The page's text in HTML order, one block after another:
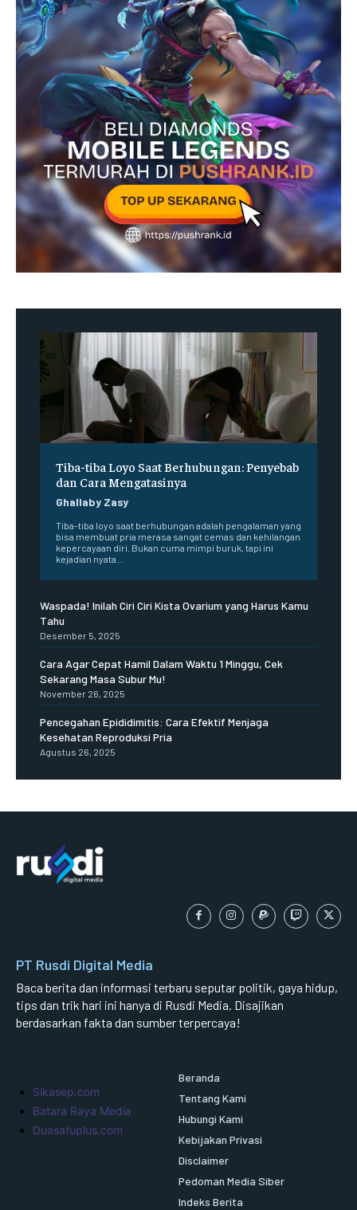
Tiba-tiba Loyo Saat Berhubungan: Penyebab
dan Cara Mengatasinya
Ghallaby Zasy
Tiba-tiba loyo saat berhubungan adalah pengalaman yang
bisa membuat pria merasa sangat cemas dan kehilangan
kepercayaan diri. Bukan cuma mimpi buruk, tapi ini
kejadian nyata...
Waspada! Inilah Ciri Ciri Kista Ovarium yang Harus Kamu
Tahu
Desember 5, 2025
Cara Agar Cepat Hamil Dalam Waktu 1 Minggu, Cek
Sekarang Masa Subur Mu!
November 26, 2025
Pencegahan Epididimitis: Cara Efektif Menjaga
Kesehatan Reproduksi Pria
Agustus 26, 2025
PT Rusdi Digital Media
Baca berita dan informasi terbaru seputar politik, gaya hidup,
tips dan trik hari ini hanya di Rusdi Media. Disajikan
berdasarkan fakta dan sumber terpercaya!
Sikasep.com
Batara Raya Media
Duasatuplus.com
Beranda
Tentang Kami
Hubungi Kami
Kebijakan Privasi
Disclaimer
Pedoman Media Siber
Indeks Berita